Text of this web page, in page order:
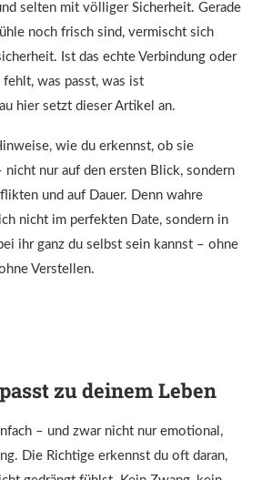
selten mit völliger Sicherheit. Gerade
noch frisch sind, vermischt sich
Ist das echte Verbindung oder
was passt, was ist
hier setzt dieser Artikel an.
wie du erkennst, ob sie
nur auf den ersten Blick, sondern
und auf Dauer. Denn wahre
nicht im perfekten Date, sondern in
ihr ganz du selbst sein kannst – ohne
Verstellen.
zu deinem Leben
– und zwar nicht nur emotional,
Die Richtige erkennst du oft daran,